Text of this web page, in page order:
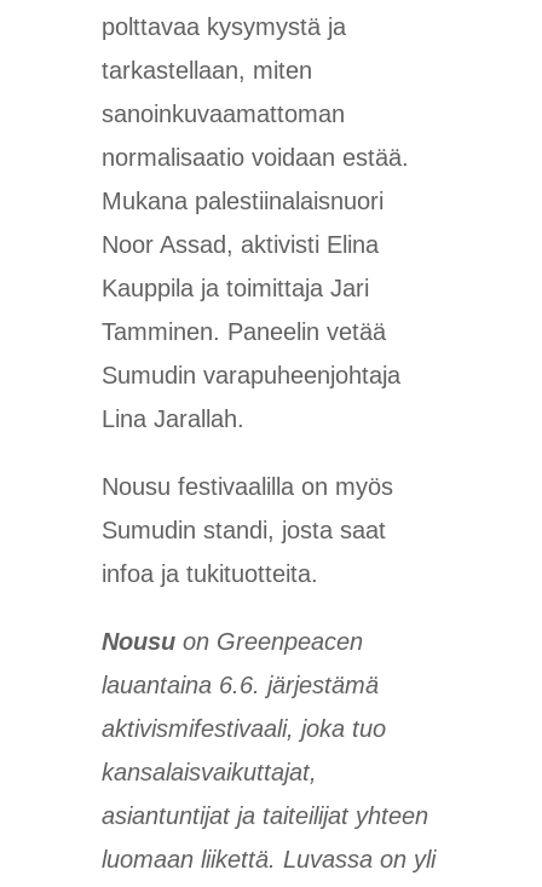
polttavaa kysymystä ja
tarkastellaan, miten
sanoinkuvaamattoman
normalisaatio voidaan estää.
Mukana palestiinalaisnuori
Noor Assad, aktivisti Elina
Kauppila ja toimittaja Jari
Tamminen. Paneelin vetää
Sumudin varapuheenjohtaja
Lina Jarallah.
Nousu festivaalilla on myös
Sumudin standi, josta saat
infoa ja tukituotteita.
Nousu on Greenpeacen
lauantaina 6.6. järjestämä
aktivismifestivaali, joka tuo
kansalaisvaikuttajat,
asiantuntijat ja taiteilijat yhteen
luomaan liikettä. Luvassa on yli